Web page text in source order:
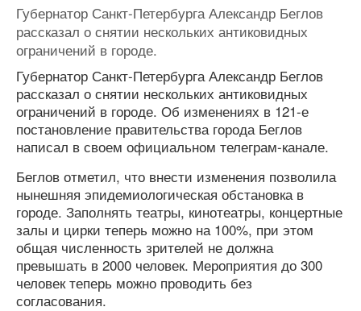
Губернатор Санкт-Петербурга Александр Беглов
рассказал о снятии нескольких антиковидных
ограничений в городе.
Губернатор Санкт-Петербурга Александр Беглов
рассказал о снятии нескольких антиковидных
ограничений в городе. Об изменениях в 121-е
постановление правительства города Беглов
написал в своем официальном телеграм-канале.
Беглов отметил, что внести изменения позволила
нынешняя эпидемиологическая обстановка в
городе. Заполнять театры, кинотеатры, концертные
залы и цирки теперь можно на 100%, при этом
общая численность зрителей не должна
превышать в 2000 человек. Мероприятия до 300
человек теперь можно проводить без
согласования.